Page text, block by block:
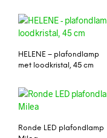
HELENE – plafondlamp
met loodkristal, 45 cm
Ronde LED plafondlamp